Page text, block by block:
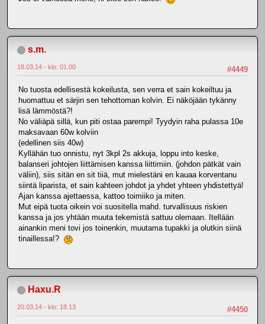
s.m.
#4449
18.03.14 - klo: 01.00
No tuosta edellisestä kokeilusta, sen verra et sain kokeiltuu ja
huomattuu et särjin sen tehottoman kolvin. Ei näköjään tykänny
lisä lämmöstä?!
No väliäpä sillä, kun piti ostaa parempi! Tyydyin raha pulassa 10e
maksavaan 60w kolviin
(edellinen siis 40w)
Kyllähän tuo onnistu, nyt 3kpl 2s akkuja, loppu into keske,
balanseri johtojen liittämisen kanssa liittimiin. (johdon pätkät vain
väliin), siis sitän en sit tiiä, mut mielestäni en kauaa korventanu
siintä liparista, et sain kahteen johdot ja yhdet yhteen yhdistettyä!
Ajan kanssa ajettaessa, kattoo toimiiko ja miten.
Mut eipä tuota oikein voi suositella mahd. turvallisuus riskien
kanssa ja jos yhtään muuta tekemistä sattuu olemaan. Itellään
ainankin meni tovi jos toinenkin, muutama tupakki ja olutkin siinä
tinaillessa!?
Haxu.R
#4450
20.03.14 - klo: 18.13